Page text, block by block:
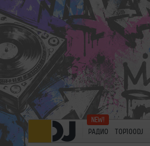
РАДИО TOP100DJ